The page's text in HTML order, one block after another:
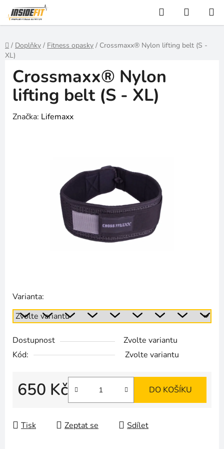
Přejít
na
obsah
Hledat
KOŠÍK
Domů
/ Doplňky / Fitness opasky / Crossmaxx® Nylon lifting belt (S -
XL)
Varianta:
Dostupnost
Zvolte variantu
Kód:
Zvolte variantu
650 Kč DO KOŠÍKU
Tisk Zeptat se Sdílet
Crossmaxx® Nylon
lifting belt (S - XL)
Značka: Lifemaxx